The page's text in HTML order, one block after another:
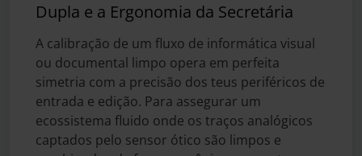
Dupla e a Ergonomia da Secretária
A calibração de um fluxo de informática visual
ou documental limpo opera em perfeita
simetria com a precisão dos teus periféricos de
entrada e edição. Para assegurar um
ecossistema fluido onde os traços analógicos
captados pelo sensor ótico são limpos e